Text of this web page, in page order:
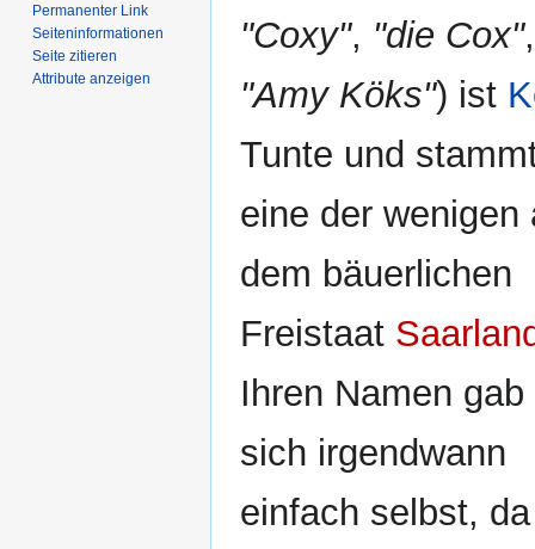
"Coxy", "die Cox",
"Amy Köks") ist
Tunte und
eine der wenigen
dem bäuerlichen
Freistaat
Ihren Namen gab
sich irgendwann
einfach selbst,
Permanenter Link
Seiten­­informationen
Seite zitieren
Attribute anzeigen